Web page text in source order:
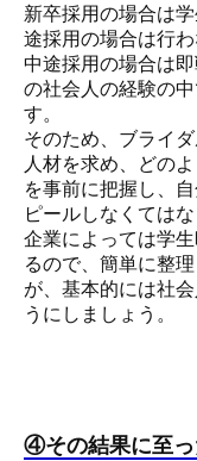
新卒採用の場合は
途採用の場合は行
中途採用の場合は
の社会人の経験の
す。
そのため、ブライ
人材を求め、どの
を事前に把握し、
ピールしなくてはな
企業によっては学
るので、簡単に整
が、基本的には社
うにしましょう。
④その結果に至